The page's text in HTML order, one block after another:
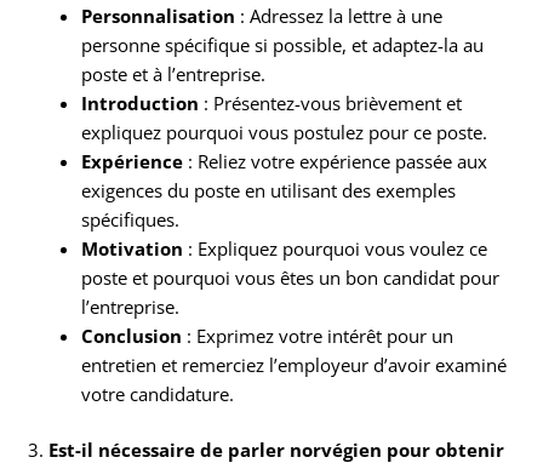
Personnalisation : Adressez la lettre à une
personne spécifique si possible, et adaptez-la au
poste et à l’entreprise.
Introduction : Présentez-vous brièvement et
expliquez pourquoi vous postulez pour ce poste.
Expérience : Reliez votre expérience passée aux
exigences du poste en utilisant des exemples
spécifiques.
Motivation : Expliquez pourquoi vous voulez ce
poste et pourquoi vous êtes un bon candidat pour
l’entreprise.
Conclusion : Exprimez votre intérêt pour un
entretien et remerciez l’employeur d’avoir examiné
votre candidature.
3. Est-il nécessaire de parler norvégien pour obtenir